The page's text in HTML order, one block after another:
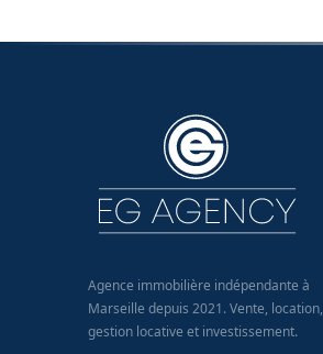
Agence immobilière indépendante à
Marseille depuis 2021. Vente, location,
gestion locative et investissement.